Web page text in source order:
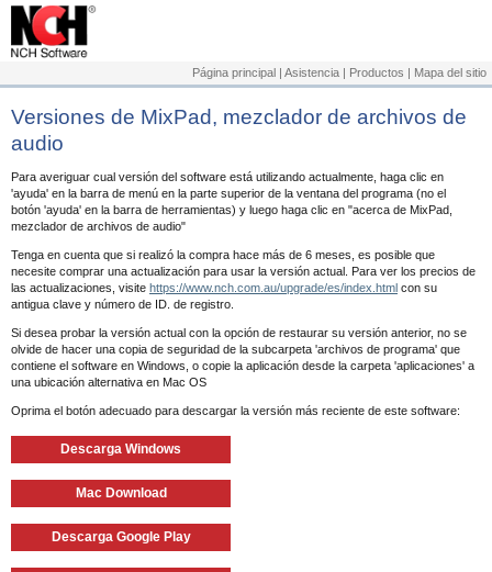
Página principal | Asistencia | Productos | Mapa del sitio
Versiones de MixPad, mezclador de archivos de
audio
Para averiguar cual versión del software está utilizando actualmente, haga clic en
'ayuda' en la barra de menú en la parte superior de la ventana del programa (no el
botón 'ayuda' en la barra de herramientas) y luego haga clic en "acerca de MixPad,
mezclador de archivos de audio"
Tenga en cuenta que si realizó la compra hace más de 6 meses, es posible que
necesite comprar una actualización para usar la versión actual. Para ver los precios de
las actualizaciones, visite https://www.nch.com.au/upgrade/es/index.html con su
antigua clave y número de ID. de registro.
Si desea probar la versión actual con la opción de restaurar su versión anterior, no se
olvide de hacer una copia de seguridad de la subcarpeta 'archivos de programa' que
contiene el software en Windows, o copie la aplicación desde la carpeta 'aplicaciones' a
una ubicación alternativa en Mac OS
Oprima el botón adecuado para descargar la versión más reciente de este software:
Descarga Windows
Mac Download
Descarga Google Play